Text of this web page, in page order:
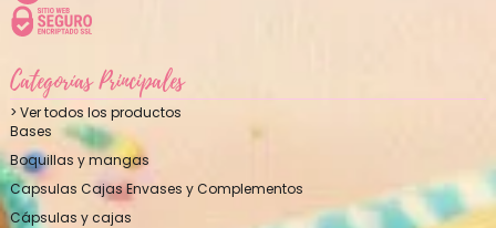
Categorías Principales
> Ver todos los productos
Bases
Boquillas y mangas
Capsulas Cajas Envases y Complementos
Cápsulas y cajas